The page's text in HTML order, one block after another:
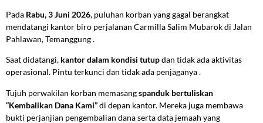
Pada Rabu, 3 Juni 2026, puluhan korban yang gagal berangkat
mendatangi kantor biro perjalanan Carmilla Salim Mubarok di Jalan
Pahlawan, Temanggung .
Saat didatangi, kantor dalam kondisi tutupdan tidak ada aktivitas
operasional. Pintu terkunci dan tidak ada penjaganya .
Tujuh perwakilan korban memasangspanduk bertuliskan
“Kembalikan Dana Kami”di depan kantor. Mereka juga membawa
bukti perjanjian pengembalian dana serta data jemaah yang